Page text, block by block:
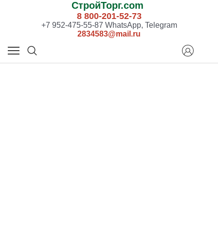
СтройТорг.com
8 800-201-52-73
+7 952-475-55-87 WhatsApp, Telegram
2834583@mail.ru